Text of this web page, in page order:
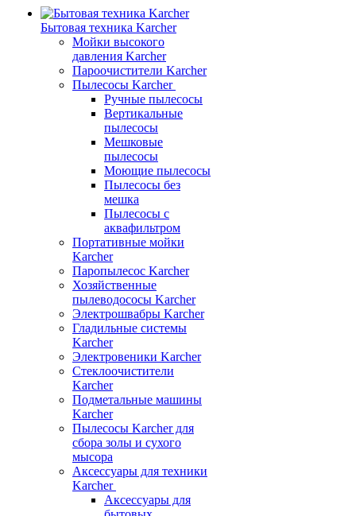
Бытовая техника Karcher
Мойки высокого
давления Karcher
Пароочистители Karcher
Пылесосы Karcher
Ручные пылесосы
Вертикальные
пылесосы
Мешковые
пылесосы
Моющие пылесосы
Пылесосы без
мешка
Пылесосы с
аквафильтром
Портативные мойки
Karcher
Паропылесос Karcher
Хозяйственные
пылеводососы Karcher
Электрошвабры Karcher
Гладильные системы
Karcher
Электровеники Karcher
Стеклоочистители
Karcher
Подметальные машины
Karcher
Пылесосы Karcher для
сбора золы и сухого
мысора
Аксессуары для техники
Karcher
Аксессуары для